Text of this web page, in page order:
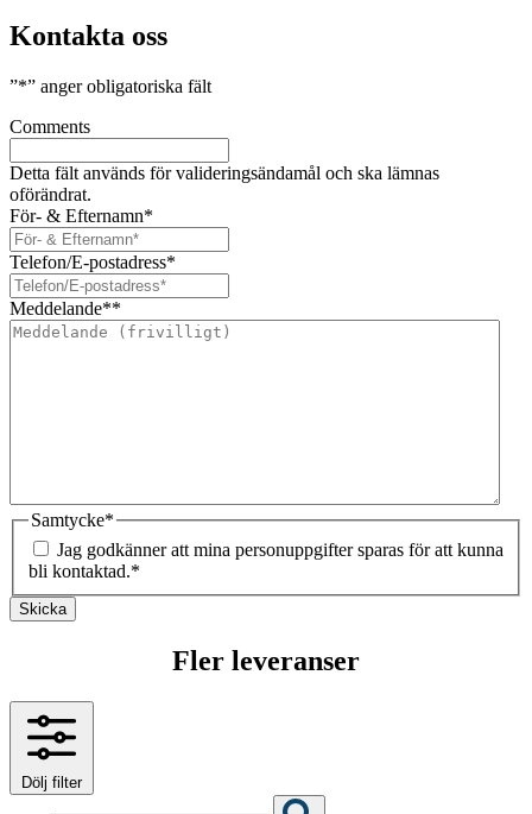
Kontakta oss
”*” anger obligatoriska fält
Comments
Detta fält används för valideringsändamål och ska lämnas
oförändrat.
För- & Efternamn*
Telefon/E-postadress*
Meddelande**
Samtycke*
Jag godkänner att mina personuppgifter sparas för att kunna
bli kontaktad.*
Skicka
Fler leveranser
Dölj filter